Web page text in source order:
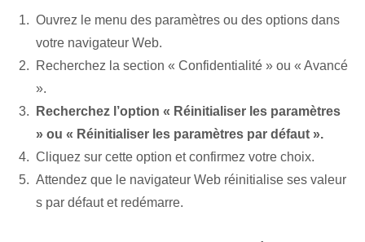
Ouvrez le menu des paramètres ou des options‌ dans ⁤
votre navigateur Web.
Recherchez la section « Confidentialité » ou « Avancé
».
Recherchez l’option « Réinitialiser les paramètres
» ou « Réinitialiser les paramètres par défaut ».
Cliquez sur cette option et confirmez votre choix.
Attendez que le navigateur Web réinitialise ses valeur
s par défaut et redémarre.